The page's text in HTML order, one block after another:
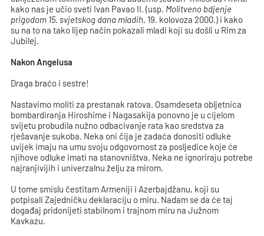
kako nas je učio sveti Ivan Pavao II. (usp. Molitveno bdjenje
prigodom 15. svjetskog dana mladih, 19. kolovoza 2000.) i kako
su na to na tako lijep način pokazali mladi koji su došli u Rim za
Jubilej.
Nakon Angelusa
Draga braćo i sestre!
Nastavimo moliti za prestanak ratova. Osamdeseta obljetnica
bombardiranja Hiroshime i Nagasakija ponovno je u cijelom
svijetu probudila nužno odbacivanje rata kao sredstva za
rješavanje sukoba. Neka oni čija je zadaća donositi odluke
uvijek imaju na umu svoju odgovornost za posljedice koje će
njihove odluke imati na stanovništva. Neka ne ignoriraju potrebe
najranjivijih i univerzalnu želju za mirom.
U tome smislu čestitam Armeniji i Azerbajdžanu, koji su
potpisali Zajedničku deklaraciju o miru. Nadam se da će taj
događaj pridonijeti stabilnom i trajnom miru na Južnom
Kavkazu.